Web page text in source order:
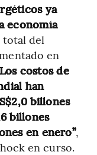
ya
economía
total del
en
costos de
han
billones
billones
en enero”,
en curso.